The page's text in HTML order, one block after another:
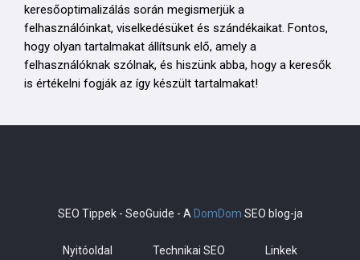
keresőoptimalizálás során megismerjük a
felhasználóinkat, viselkedésüket és szándékaikat. Fontos,
hogy olyan tartalmakat állítsunk elő, amely a
felhasználóknak szólnak, és hiszünk abba, hogy a keresők
is értékelni fogják az így készült tartalmakat!
SEO Tippek - SeoGuide - A DomDom SEO blog-ja
Nyitóoldal Technikai SEO Linkek